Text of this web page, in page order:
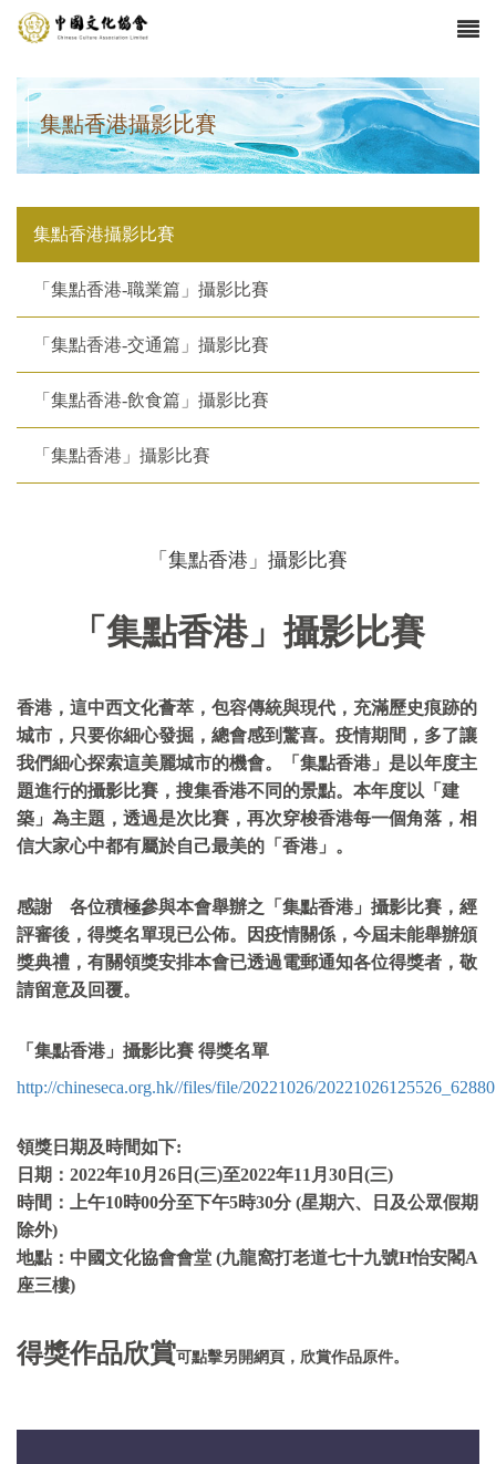
集點香港攝影比賽
集點香港攝影比賽
「集點香港-職業篇」攝影比賽
「集點香港-交通篇」攝影比賽
「集點香港-飲食篇」攝影比賽
「集點香港」攝影比賽
「集點香港」攝影比賽
「集點香港」攝影比賽
香港，這中西文化薈萃，包容傳統與現代，充滿歷史痕跡的
城市，只要你細心發掘，總會感到驚喜。疫情期間，多了讓
我們細心探索這美麗城市的機會。「集點香港」是以年度主
題進行的攝影比賽，搜集香港不同的景點。本年度以「建
築」為主題，透過是次比賽，再次穿梭香港每一個角落，相
信大家心中都有屬於自己最美的「香港」。
感謝 各位積極參與本會舉辦之「集點香港」攝影比賽，經
評審後， 得獎名單現已公佈。因疫情關係，今屆未能舉辦頒
獎典禮， 有關領獎安排本會已透過電郵通知各位得獎者，敬
請留意及回覆。
「集點香港」攝影比賽 得獎名單
http://chineseca.org.hk//files/file/20221026/
領獎日期及時間如下:
日期：2022年10月26日(三)至2022年11月30日(三)
時間：上午10時00分至下午5時30分 (星期六、日及公眾假期
除外)
地點：中國文化協會會堂 (九龍窩打老道七十九號H怡安閣A
座三樓)
得獎作品欣賞可點擊另開網頁，欣賞作品原件。